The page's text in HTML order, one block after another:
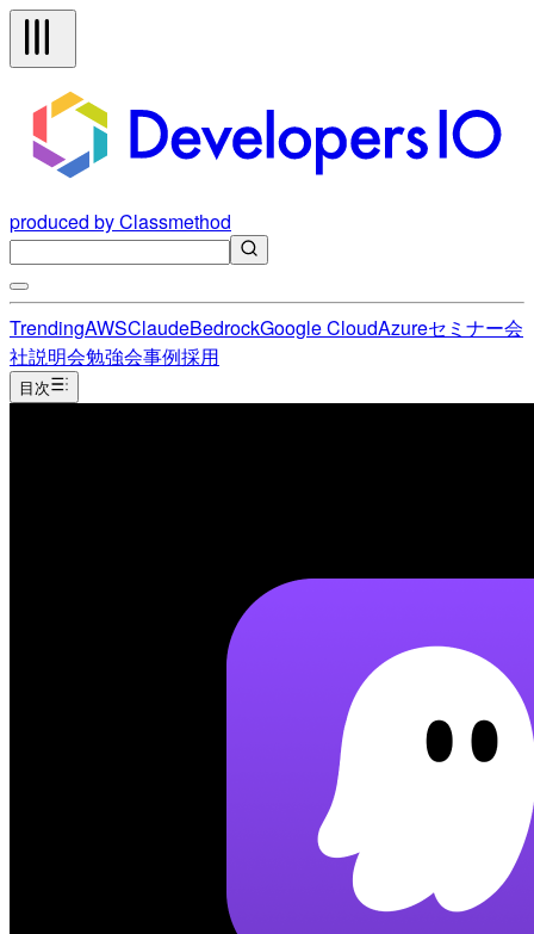
produced by Classmethod
TrendingAWSClaudeBedrockGoogle CloudAzureセミナー会
社説明会勉強会事例採用
目次